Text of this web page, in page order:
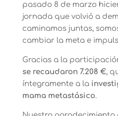
pasado 8 de marzo
jornada que volvió a
caminamos juntas,
cambiar la meta e
Gracias a la
se recaudaron 7.208 €,
íntegramente a la
mama metastásico.